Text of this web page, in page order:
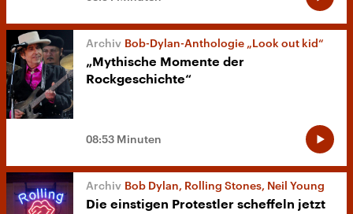
Bob-Dylan-Anthologie „Look out kid“
„Mythische Momente der
Rockgeschichte“
08:53 Minuten
Bob Dylan, Rolling Stones, Neil Young
Die einstigen Protestler scheffeln jetzt